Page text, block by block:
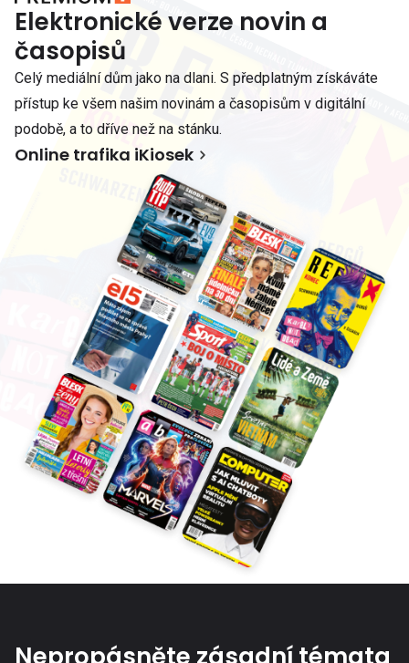
Elektronické verze novin a
časopisů
Celý mediální dům jako na dlani. S předplatným získáváte
přístup ke všem našim novinám a časopisům v digitální
podobě, a to dříve než na stánku.
Online trafika iKiosek